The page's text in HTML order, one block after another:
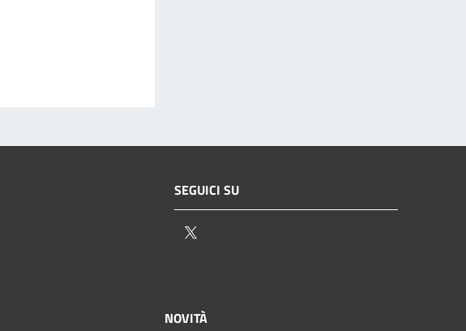
SEGUICI SU
NOVITÀ